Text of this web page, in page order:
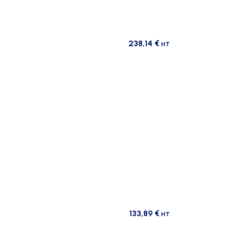
238,14 € HT
133,89 € HT